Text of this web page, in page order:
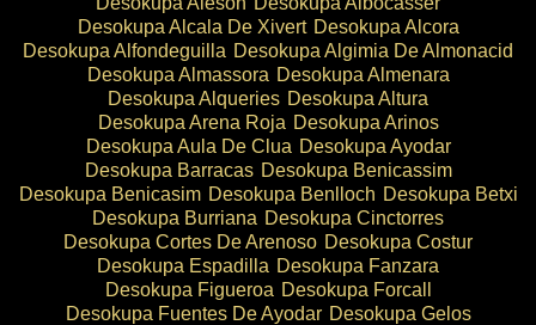
Desokupa Alcala De Xivert Desokupa Alcora
Desokupa Alfondeguilla Desokupa Algimia De Almonacid
Desokupa Almassora Desokupa Almenara
Desokupa Alqueries Desokupa Altura
Desokupa Arena Roja Desokupa Arinos
Desokupa Aula De Clua Desokupa Ayodar
Desokupa Barracas Desokupa Benicassim
Desokupa Benicasim Desokupa Benlloch Desokupa Betxi
Desokupa Burriana Desokupa Cinctorres
Desokupa Cortes De Arenoso Desokupa Costur
Desokupa Espadilla Desokupa Fanzara
Desokupa Figueroa Desokupa Forcall
Desokupa Fuentes De Ayodar Desokupa Gelos